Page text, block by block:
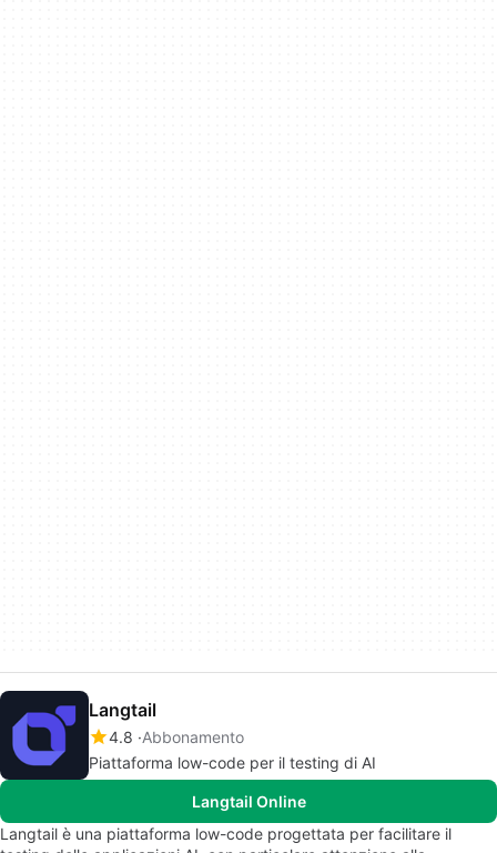
Langtail
4.8 Abbonamento
Piattaforma low-code per il testing di AI
Langtail Online
Langtail è una piattaforma low-code progettata per facilitare il